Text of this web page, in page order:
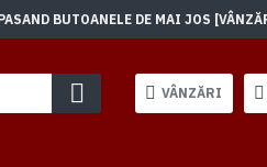
BUTOANELE DE MAI JOS
VÂNZĂRI